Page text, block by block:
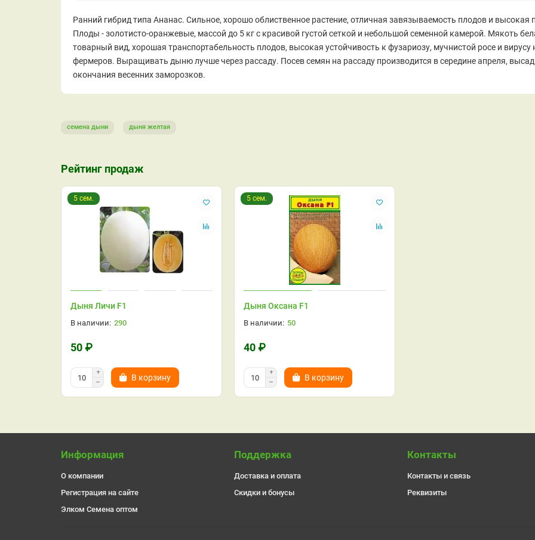
Ранний гибрид типа Ананас. Сильное, хорошо облиственное растение, отличная завязываемость плодов и высокая
Плоды - золотисто-оранжевые, массой до 5 кг с красивой густой сеткой и небольшой семенной камерой. Мякоть
товарный вид, хорошая транспортабельность плодов, высокая устойчивость к фузариозу, мучнистой росе и
фермеров. Выращивать дыню лучше через рассаду. Посев семян на рассаду производится в середине апреля,
окончания весенних заморозков.
семена дыни дыня желтая
Рейтинг продаж
5 сем.
Дыня Личи F1
290
50 ₽
В корзину
5 сем.
Дыня Оксана F1
50
40 ₽
В корзину
Информация
О компании
Регистрация на сайте
Элком Семена оптом
Поддержка
Доставка и оплата
Скидки и бонусы
Контакты
Контакты и связь
Реквизиты